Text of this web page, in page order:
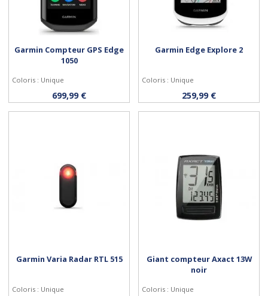
Acheter
Garmin Compteur GPS Edge
1050
Coloris : Unique
699,99 € Acheter
Garmin Edge Explore 2
Coloris : Unique
259,99 €
Garmin Varia Radar RTL 515
Coloris : Unique
Giant compteur Axact 13W
noir
Coloris : Unique